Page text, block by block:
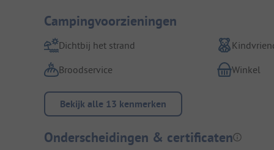
Campingvoorzieningen
Dichtbij het strand
Broodservice
Winkel
Bekijk alle 13 kenmerken
Onderscheidingen & certificaten